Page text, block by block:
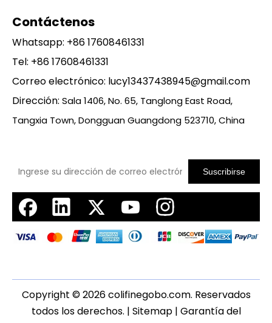
Contáctenos
Whatsapp: +86 17608461331
Tel: +86 17608461331
Correo electrónico: lucy13437438945@gmail.com
Dirección: Sala 1406, No. 65, Tanglong East Road,
Tangxia Town, Dongguan Guangdong 523710, China
Suscribirse
Copyright ©2026colifinegobo.com. Reservados
todos los derechos. | Sitemap | Garantía del